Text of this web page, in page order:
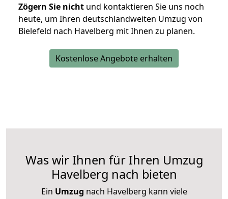
Zögern Sie nicht und kontaktieren Sie uns noch
heute, um Ihren deutschlandweiten Umzug von
Bielefeld nach Havelberg mit Ihnen zu planen.
Kostenlose Angebote erhalten
Was wir Ihnen für Ihren Umzug
Havelberg nach bieten
Ein Umzug nach Havelberg kann viele